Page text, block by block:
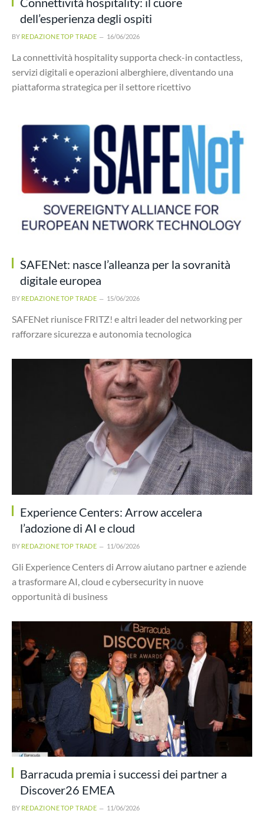
dell’esperienza degli ospiti
BY REDAZIONE TOP TRADE 16/06/2026
La connettività hospitality supporta check-in contactless,
servizi digitali e operazioni alberghiere, diventando una
piattaforma strategica per il settore ricettivo
SAFENet: nasce l’alleanza per la sovranità
digitale europea
BY REDAZIONE TOP TRADE 15/06/2026
SAFENet riunisce FRITZ! e altri leader del networking per
rafforzare sicurezza e autonomia tecnologica
Experience Centers: Arrow accelera
l’adozione di AI e cloud
BY REDAZIONE TOP TRADE 11/06/2026
Gli Experience Centers di Arrow aiutano partner e aziende
a trasformare AI, cloud e cybersecurity in nuove
opportunità di business
Barracuda premia i successi dei partner a
Discover26 EMEA
BY REDAZIONE TOP TRADE 11/06/2026